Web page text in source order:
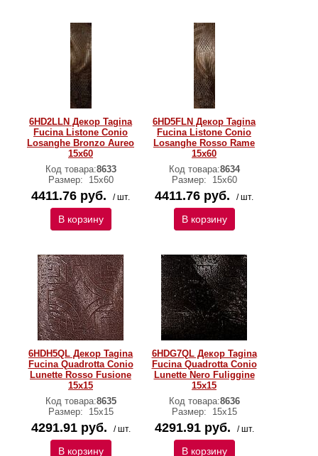
6HD2LLN Декор Tagina
Fucina Listone Conio
Losanghe Bronzo Aureo
15x60
Код товара:8633
Размер:
15x60
4411.76 руб. / шт.
В корзину
6HD5FLN Декор Tagina
Fucina Listone Conio
Losanghe Rosso Rame
15x60
Код товара:8634
Размер:
15x60
4411.76 руб. / шт.
В корзину
6HDH5QL Декор Tagina
Fucina Quadrotta Conio
Lunette Rosso Fusione
15x15
Код товара:8635
Размер:
15x15
4291.91 руб. / шт.
В корзину
6HDG7QL Декор Tagina
Fucina Quadrotta Conio
Lunette Nero Fuliggine
15x15
Код товара:8636
Размер:
15x15
4291.91 руб. / шт.
В корзину